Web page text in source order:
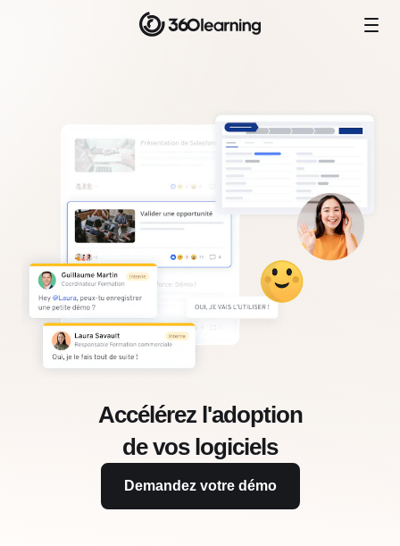
Accélérez l'adoption
de vos logiciels
Demandez votre démo